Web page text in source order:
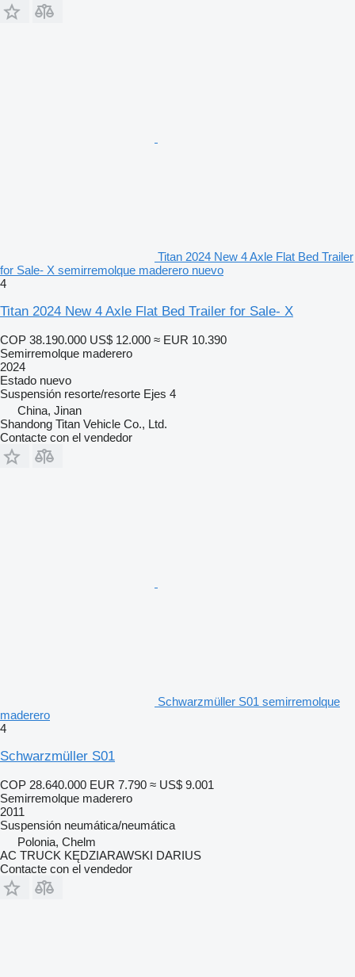
Titan 2024 New 4 Axle Flat Bed Trailer
for Sale- X semirremolque maderero nuevo
4
Titan 2024 New 4 Axle Flat Bed Trailer for Sale- X
COP 38.190.000 US$ 12.000 ≈ EUR 10.390
Semirremolque maderero
2024
Estado nuevo
Suspensión resorte/resorte Ejes 4
China, Jinan
Shandong Titan Vehicle Co., Ltd.
Contacte con el vendedor
Schwarzmüller S01 semirremolque
maderero
4
Schwarzmüller S01
COP 28.640.000 EUR 7.790 ≈ US$ 9.001
Semirremolque maderero
2011
Suspensión neumática/neumática
Polonia, Chelm
AC TRUCK KĘDZIARAWSKI DARIUS
Contacte con el vendedor